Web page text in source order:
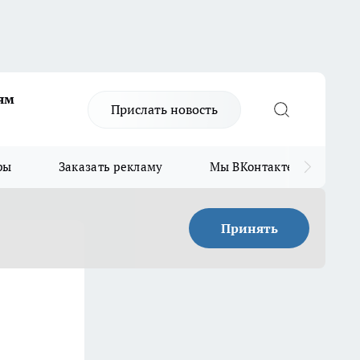
Прислать новость
Заказать рекламу Мы ВКонтакте
Принять